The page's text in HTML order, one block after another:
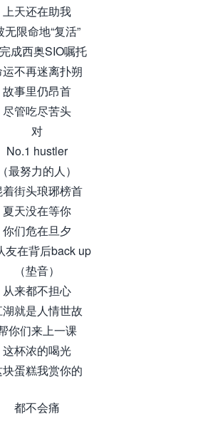
上天还在助我
无限命地“复活”
成西奥SIO嘱托
不再迷离扑朔
故事里仍昂首
尽管吃尽苦头
对
No.1 hustler
最努力的人）
街头琅琊榜首
夏天没在等你
你们危在旦夕
友在背后back up
（垫音）
从来都不担心
就是人情世故
你们来上一课
这杯浓的喝光
蛋糕我赏你的
都不会痛